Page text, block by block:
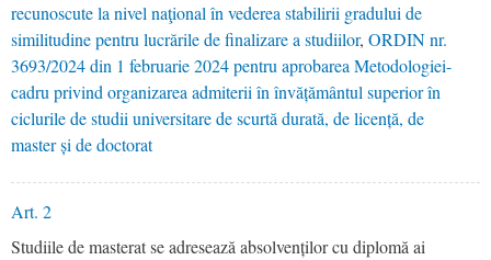
recunoscute la nivel naţional în vederea stabilirii gradului de
similitudine pentru lucrările de finalizare a studiilor, ORDIN nr.
3693/2024 din 1 februarie 2024 pentru aprobarea Metodologiei-
cadru privind organizarea admiterii în învățământul superior în
ciclurile de studii universitare de scurtă durată, de licență, de
master și de doctorat
Art. 2
Studiile de masterat se adresează absolvenților cu diplomă ai